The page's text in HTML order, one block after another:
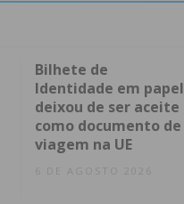
Bilhete de
Identidade em papel
deixou de ser aceite
como documento de
viagem na UE
6 DE AGOSTO 2026